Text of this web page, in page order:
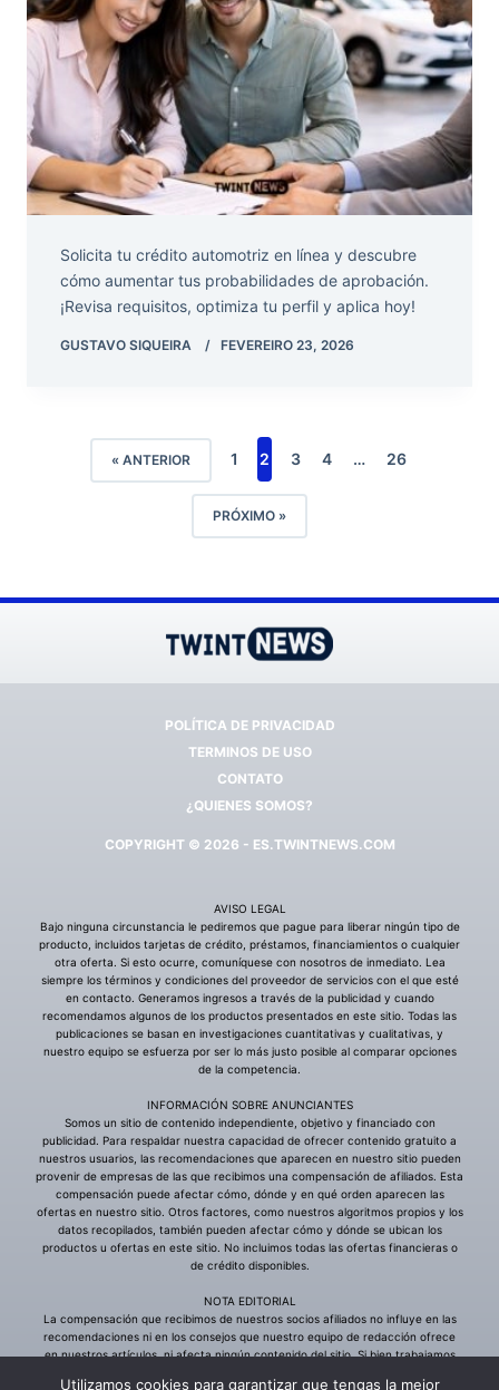
Solicita tu crédito automotriz en línea y descubre
cómo aumentar tus probabilidades de aprobación.
¡Revisa requisitos, optimiza tu perfil y aplica hoy!
GUSTAVO SIQUEIRA FEVEREIRO 23, 2026
« ANTERIOR 1 2 3 4 … 26
PRÓXIMO »
POLÍTICA DE PRIVACIDAD
TERMINOS DE USO
CONTATO
¿QUIENES SOMOS?
COPYRIGHT © 2026 - ES.TWINTNEWS.COM
Utilizamos cookies para garantizar que tengas la mejor